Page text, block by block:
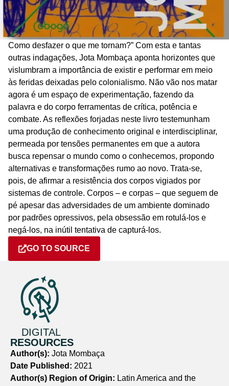
Como desfazer o que me tornam?” Com esta e tantas
outras indagações, Jota Mombaça aponta horizontes que
vislumbram a importância de existir e performar em meio
às feridas deixadas pelo colonialismo. Não vão nos matar
agora é um espaço de experimentação, fazendo da
palavra e do corpo ferramentas de crítica, potência e
combate. As reflexões forjadas neste livro testemunham
uma produção de conhecimento original e interdisciplinar,
permeada por tensões permanentes em que a autora
busca repensar o mundo como o conhecemos, propondo
alternativas e transformações rumo ao novo. Trata-se,
pois, de afirmar a resistência dos corpos vigiados por
sistemas de controle. Corpos – e corpas – que seguem de
pé apesar das adversidades de um ambiente dominado
por padrões opressivos, pela obsessão em rotulá-los e
negá-los, na inútil tentativa de capturá-los.
GO TO SOURCE
DIGITAL
RESOURCES
Author(s): Jota Mombaça
Date Published: 2021
Author(s) Region of Origin: Latin America and the